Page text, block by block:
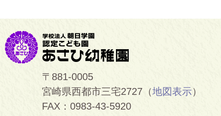
〒881-0005
宮崎県西都市三宅2727（地図表示）
FAX：0983-43-5920